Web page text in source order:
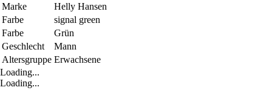
Marke
Helly Hansen
Farbe
signal green
Farbe
Grün
Geschlecht
Mann
Altersgruppe Erwachsene
Loading...
Loading...